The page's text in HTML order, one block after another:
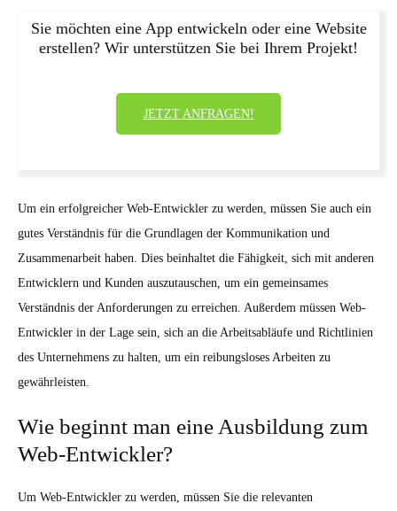
Sie möchten eine App entwickeln oder eine Website
erstellen? Wir unterstützen Sie bei Ihrem Projekt!
JETZT ANFRAGEN!
Um ein erfolgreicher Web-Entwickler zu werden, müssen Sie auch ein
gutes Verständnis für die Grundlagen der Kommunikation und
Zusammenarbeit haben. Dies beinhaltet die Fähigkeit, sich mit anderen
Entwicklern und Kunden auszutauschen, um ein gemeinsames
Verständnis der Anforderungen zu erreichen. Außerdem müssen Web-
Entwickler in der Lage sein, sich an die Arbeitsabläufe und Richtlinien
des Unternehmens zu halten, um ein reibungsloses Arbeiten zu
gewährleisten.
Wie beginnt man eine Ausbildung zum
Web-Entwickler?
Um Web-Entwickler zu werden, müssen Sie die relevanten